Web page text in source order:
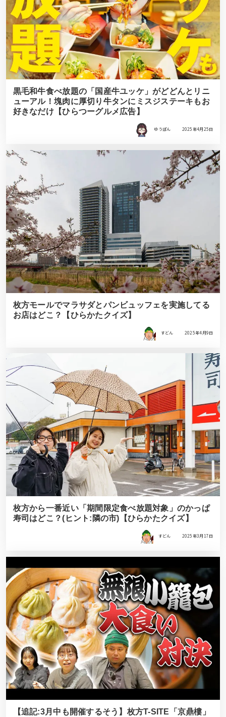
黒毛和牛食べ放題の「国産牛ユッケ」がどどんとリニ
ューアル！塊肉に厚切り牛タンにミスジステーキもお
好きなだけ【ひらつーグルメ広告】
ゆうぽん 2025年4月25日
枚方モールでマラサダとパンビュッフェを実施してる
お店はどこ？【ひらかたクイズ】
すどん 2025年4月9日
枚方から一番近い「期間限定食べ放題対象」のかっぱ
寿司はどこ？(ヒント:隣の市)【ひらかたクイズ】
すどん 2025年3月17日
【追記:3月中も開催するそう】枚方T-SITE「京鼎樓」